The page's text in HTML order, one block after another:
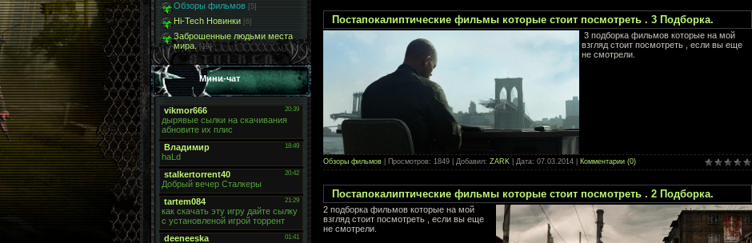
Обзоры фильмов [5]
Hi-Tech Новинки [6]
Заброшенные людьми места
мира. [19]
Мини-чат
Постапокалиптические фильмы которые стоит посмотреть . 3 Подборка.
3 подборка фильмов которые на мой
взгляд стоит посмотреть , если вы еще
не смотрели.
Обзоры фильмов | Просмотров: 1849 | Добавил: ZARK | Дата: 07.03.2014 Комментарии (0)
Постапокалиптические фильмы которые стоит посмотреть . 2 Подборка.
2 подборка фильмов которые на мой
взгляд стоит посмотреть , если вы еще
не смотрели.